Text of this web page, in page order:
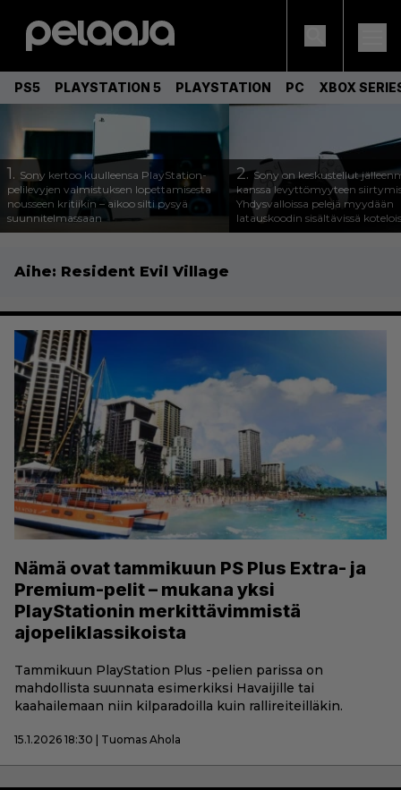
PS5 PLAYSTATION 5 PLAYSTATION PC XBOX
1. Sony kertoo kuulleensa PlayStation-
pelilevyjen valmistuksen lopettamisesta
nousseen kritiikin – aikoo silti pysyä
suunnitelmassaan
2.Sony on keskustellut
kanssa levyttömyyteen
Yhdysvalloissa pelejä myydään
latauskoodin sisältävissä
Aihe: Resident Evil Village
Nämä ovat tammikuun PS Plus Extra- ja
Premium-pelit – mukana yksi
PlayStationin merkittävimmistä
ajopeliklassikoista
Tammikuun PlayStation Plus -pelien parissa on
mahdollista suunnata esimerkiksi Havaijille tai
kaahailemaan niin kilparadoilla kuin rallireiteilläkin.
15.1.2026 18:30 | Tuomas Ahola